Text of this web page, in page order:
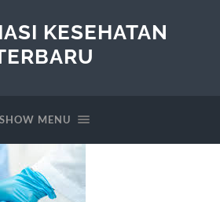
KESEHATAN
SHOW MENU